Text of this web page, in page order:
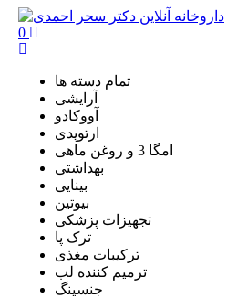
0
تمام دسته ها
آرایشی
آووکادو
ارتوپدی
امگا 3 و روغن ماهی
بهداشتی
بینایی
بیوتین
تجهیزات پزشکی
ترک پا
ترکیبات مغذی
ترمیم کننده لب
جنسینگ